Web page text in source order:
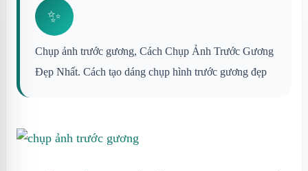
✨
Chụp ảnh trước gương, Cách Chụp Ảnh Trước Gương
Đẹp Nhất. Cách tạo dáng chụp hình trước gương đẹp